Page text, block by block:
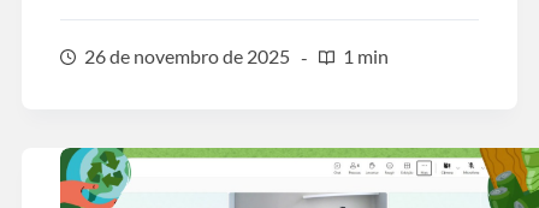
26 de novembro de 2025 1 min